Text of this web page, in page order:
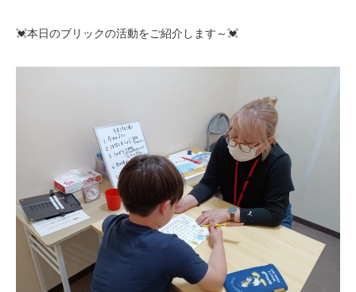
💓本日のブリックの活動をご紹介します～💓